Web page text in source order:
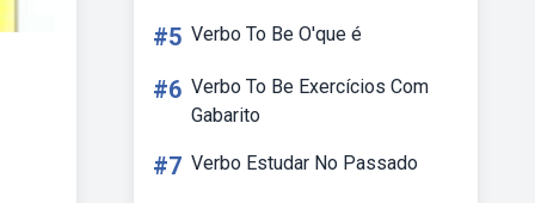
#5 Verbo To Be O'que é
#6 Verbo To Be Exercícios Com
Gabarito
#7 Verbo Estudar No Passado